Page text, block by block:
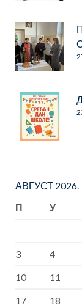
АВГУСТ 2026.
П
У
3
4
10
11
17
18